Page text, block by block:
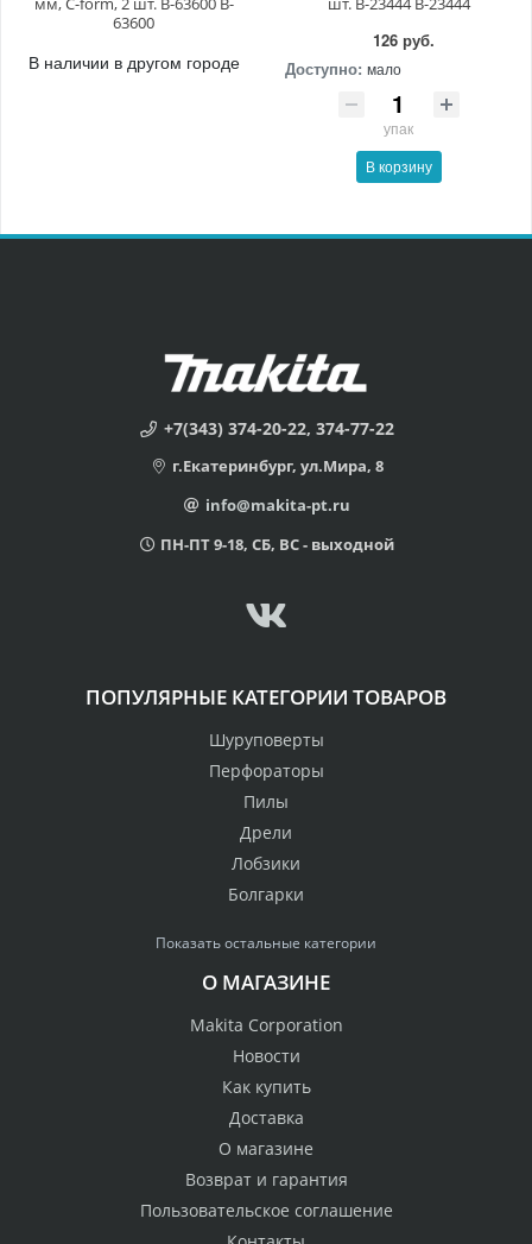
63600
В наличии в другом городе
126 руб.
Доступно: мало
упак
В корзину
+7(343) 374-20-22, 374-77-22
г.Екатеринбург, ул.Мира, 8
info@makita-pt.ru
ПН-ПТ 9-18, СБ, ВС - выходной
ПОПУЛЯРНЫЕ КАТЕГОРИИ ТОВАРОВ
Шуруповерты
Перфораторы
Пилы
Дрели
Лобзики
Болгарки
Показать остальные категории
О МАГАЗИНЕ
Makita Corporation
Новости
Как купить
Доставка
О магазине
Возврат и гарантия
Пользовательское соглашение